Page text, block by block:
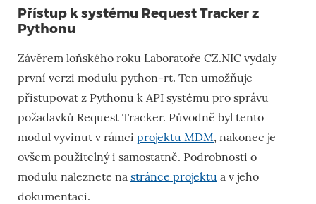
Přístup k systému Request Tracker z
Pythonu
Závěrem loňského roku Laboratoře CZ.NIC vydaly
první verzi modulu python-rt. Ten umožňuje
přistupovat z Pythonu k API systému pro správu
požadavků Request Tracker. Původně byl tento
modul vyvinut v rámci projektu MDM, nakonec je
ovšem použitelný i samostatně. Podrobnosti o
modulu naleznete na stránce projektu a v jeho
dokumentaci.